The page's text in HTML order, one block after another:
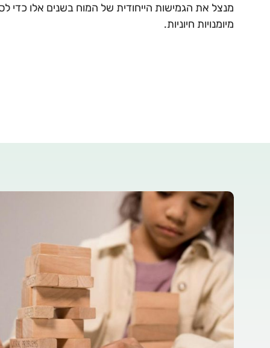
מנצל את הגמישות הייחודית של המוח בשנים אלו כדי
מיומנויות חיוניות.